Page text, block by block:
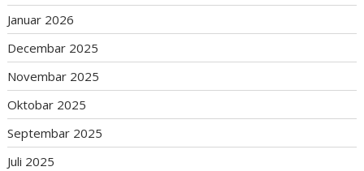
Januar 2026
Decembar 2025
Novembar 2025
Oktobar 2025
Septembar 2025
Juli 2025